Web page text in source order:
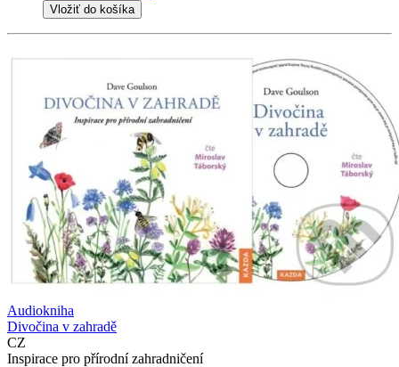
Vložiť do košíka
Audiokniha
Divočina v zahradě
CZ
Inspirace pro přírodní zahradničení